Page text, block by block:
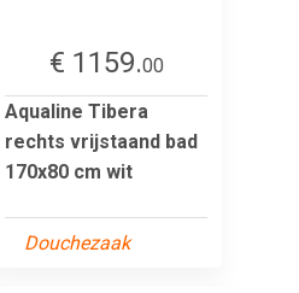
€ 1159.00
Aqualine Tibera
rechts vrijstaand bad
170x80 cm wit
Douchezaak